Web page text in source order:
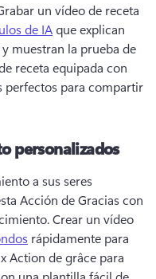
un vídeo de receta
de IA que explican
muestran la prueba de
receta equipada con
perfectos para compartir
personalizados
a sus seres
Acción de Gracias con
Crear un vídeo
rápidamente para
Action de grâce para